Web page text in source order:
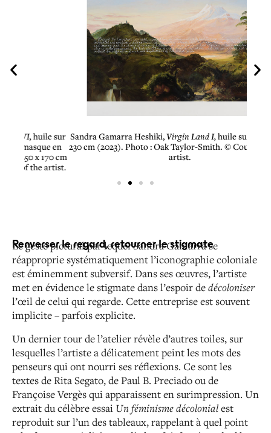
Sandra Gamarra Heshiki,Virgin Land I,huile sur toile,180 x
230 cm (2023). Photo : Oak Taylor-Smith. © Courtesy of the
Renverser le regard, retourner le stigmate
Le geste pictural par lequel Sandra Gamarra se
réapproprie systématiquement l’iconographie coloniale
est éminemment subversif. Dans ses œuvres, l’artiste
met en évidence le stigmate dans l’espoir dedécoloniser
l’œil de celui qui regarde. Cette entreprise est souvent
implicite – parfois explicite.
Un dernier tour de l’atelier révèle d’autres toiles, sur
lesquelles l’artiste a délicatement peint les mots des
penseurs qui ont nourri ses réflexions. Ce sont les
textes de Rita Segato, de Paul B. Preciado ou de
Françoise Vergès qui apparaissent en surimpression. Un
extrait du célèbre essai Un féminisme décolonialest
reproduit sur l’un des tableaux, rappelant à quel point